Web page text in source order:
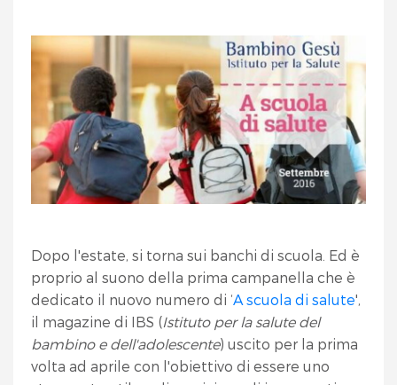
Dopo l'estate, si torna sui banchi di scuola. Ed è
proprio al suono della prima campanella che è
dedicato il nuovo numero di ‘A scuola di salute',
il magazine di IBS (Istituto per la salute del
bambino e dell'adolescente) uscito per la prima
volta ad aprile con l'obiettivo di essere uno